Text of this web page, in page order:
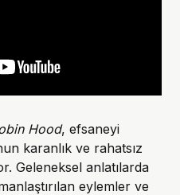
Hood, efsaneyi
karanlık ve rahatsız
Geleneksel anlatılarda
eylemler ve